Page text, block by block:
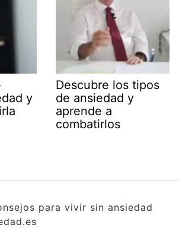
y
Descubre los tipos
de ansiedad y
aprende a
combatirlos
para vivir sin ansiedad